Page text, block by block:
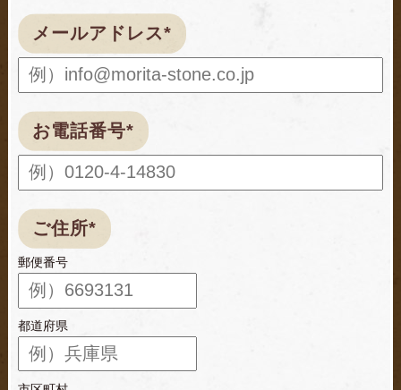
メールアドレス*
お電話番号*
ご住所*
郵便番号
都道府県